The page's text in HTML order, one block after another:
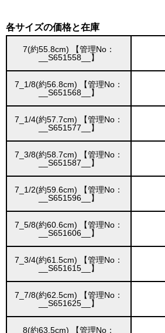
各サイズの価格と在庫
7(約55.8cm) 【管理No：
__S651558__】
7_1/8(約56.8cm) 【管理No：
__S651568__】
7_1/4(約57.7cm) 【管理No：
__S651577__】
7_3/8(約58.7cm) 【管理No：
__S651587__】
7_1/2(約59.6cm) 【管理No：
__S651596__】
7_5/8(約60.6cm) 【管理No：
__S651606__】
7_3/4(約61.5cm) 【管理No：
__S651615__】
7_7/8(約62.5cm) 【管理No：
__S651625__】
8(約63.5cm) 【管理No：